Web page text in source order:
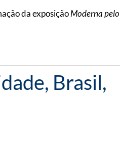
da exposiçãoModerna pelo
Brasil,